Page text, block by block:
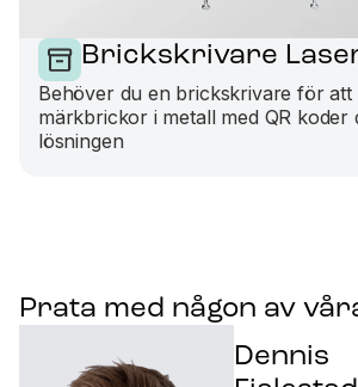
Brickskrivare
Behöver du en brickskrivare för att
märkbrickor i metall med QR koder
lösningen
Prata med någon av
Dennis